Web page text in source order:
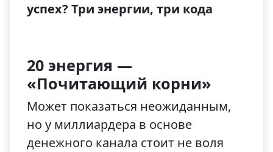
успех? Три энергии, три кода
20 энергия —
«Почитающий корни»
Может показаться неожиданным,
но у миллиардера в основе
денежного канала стоит не воля